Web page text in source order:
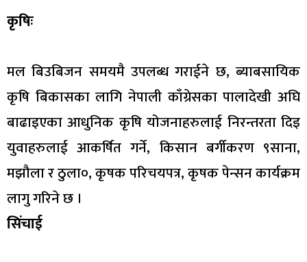
कृषिः
मल बिउबिजन समयमै उपलब्ध गराईने छ, ब्याबसायिक
कृषि बिकासका लागि नेपाली काँग्रेसका पालादेखी अघि
बाढाइएका आधुनिक कृषि योजनाहरुलाई निरन्तरता दिइ
युवाहरुलाई आकर्षित गर्ने, किसान बर्गीकरण ९साना,
मझौला र ठुला०, कृषक परिचयपत्र, कृषक पेन्सन कार्यक्रम
लागु गरिने छ ।
सिंचाई